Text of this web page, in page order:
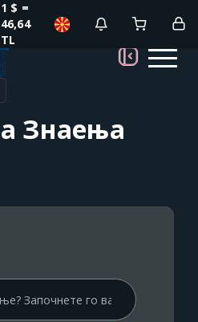
1 $ =
46,64
TL
Знаења